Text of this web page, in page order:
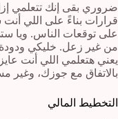
ضروري بقى إنك تتعلمي
قرارات بناءً على اللي
على توقعات الناس. ويا
من غير زعل. خليكي
يعني هتعلمي اللي أنت
بالاتفاق مع جوزك،
التخطيط المالي